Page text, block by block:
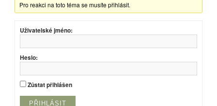
Pro reakci na toto téma se musíte přihlásit.
Uživatelské jméno:
Heslo:
Zůstat přihlášen
PŘIHLÁSIT